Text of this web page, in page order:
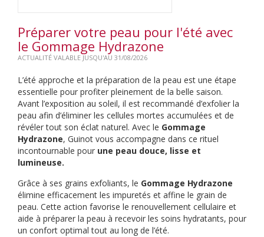
Préparer votre peau pour l'été avec
le Gommage Hydrazone
ACTUALITÉ VALABLE JUSQU'AU 31/08/2026
L’été approche et la préparation de la peau est une étape
essentielle pour profiter pleinement de la belle saison.
Avant l’exposition au soleil, il est recommandé d’exfolier la
peau afin d’éliminer les cellules mortes accumulées et de
révéler tout son éclat naturel. Avec le Gommage
Hydrazone, Guinot vous accompagne dans ce rituel
incontournable pour une peau douce, lisse et
lumineuse.
Grâce à ses grains exfoliants, le Gommage Hydrazone
élimine efficacement les impuretés et affine le grain de
peau. Cette action favorise le renouvellement cellulaire et
aide à préparer la peau à recevoir les soins hydratants, pour
un confort optimal tout au long de l’été.